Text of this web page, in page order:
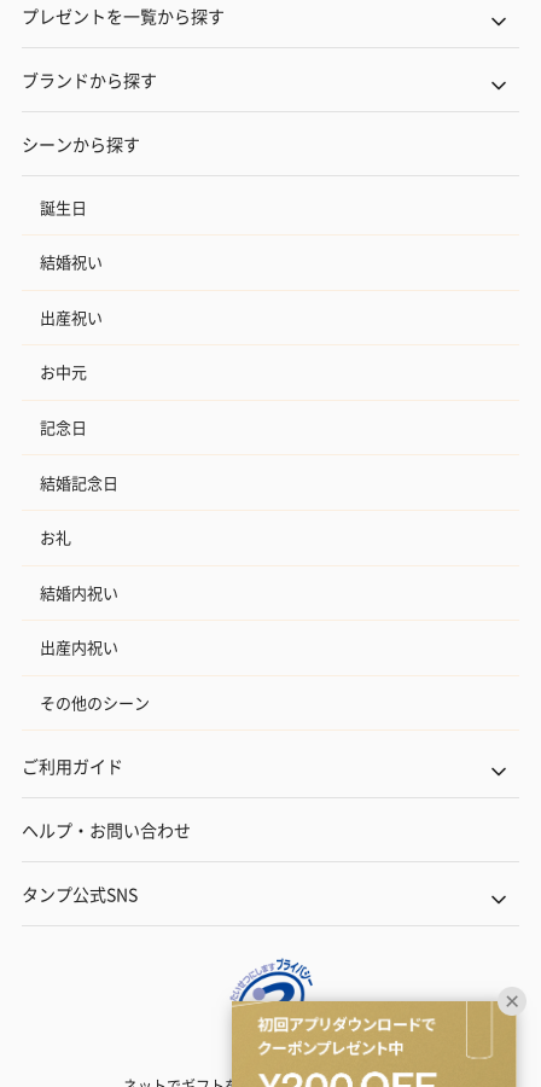
プレゼントを一覧から探す
ブランドから探す
シーンから探す
誕生日
結婚祝い
出産祝い
お中元
記念日
結婚記念日
お礼
結婚内祝い
出産内祝い
その他のシーン
ご利用ガイド
ヘルプ・お問い合わせ
タンプ公式SNS